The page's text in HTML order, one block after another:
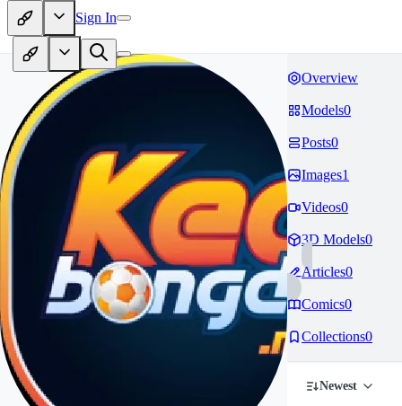
Sign In
Overview
Models0
Posts0
Images1
Videos0
3D Models0
Articles0
Comics0
Collections0
Newest